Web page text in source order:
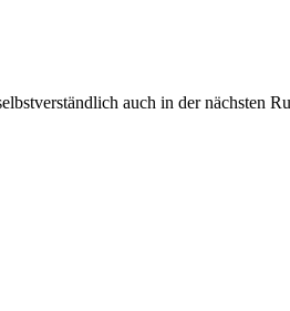
auch in der nächsten